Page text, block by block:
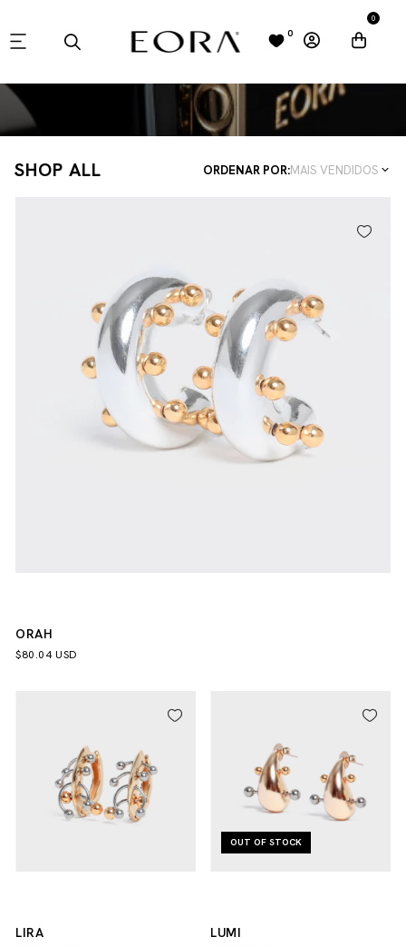
0
0
SHOP ALL ORDENAR POR:MAIS VENDIDOS
ORAH
$80.04 USD
LIRA
OUT OF STOCK
LUMI